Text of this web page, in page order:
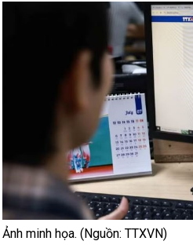
Ảnh minh họa. (Nguồn: TTXVN)